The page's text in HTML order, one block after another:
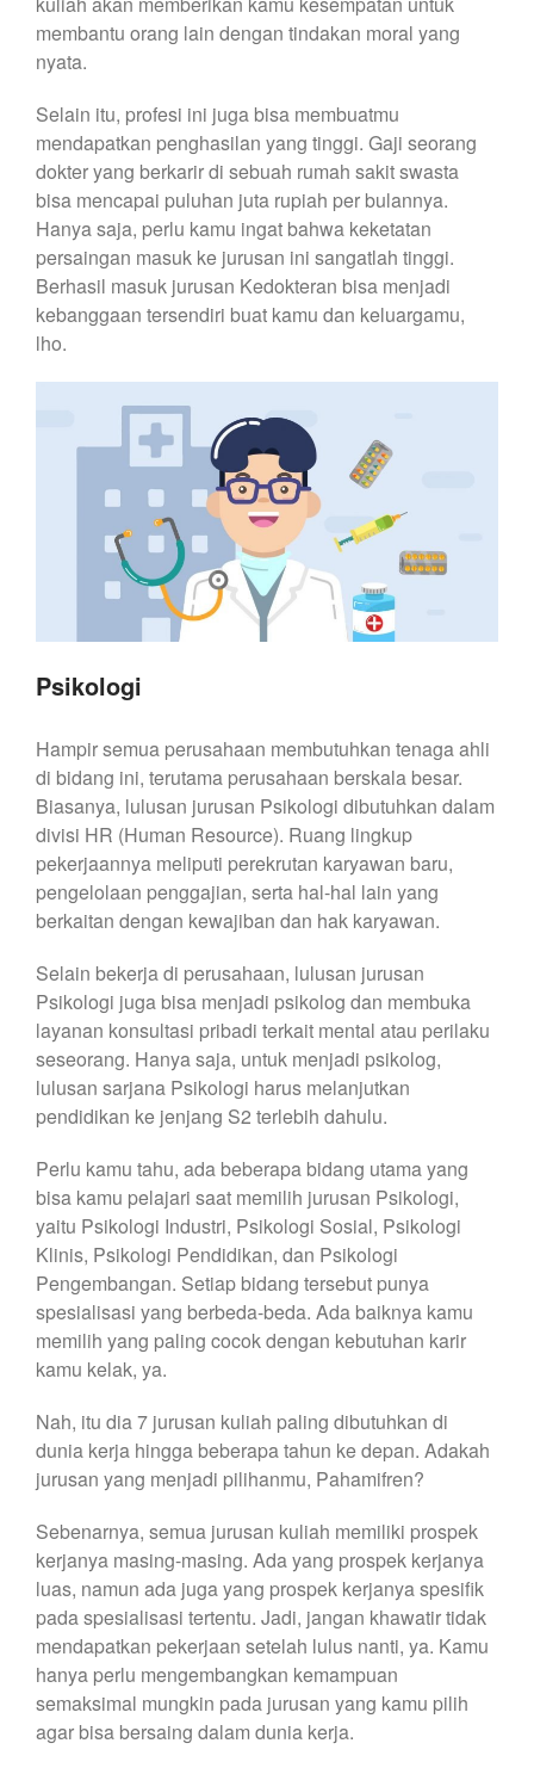
membantu orang lain dengan tindakan moral yang
nyata.
Selain itu, profesi ini juga bisa membuatmu
mendapatkan penghasilan yang tinggi. Gaji seorang
dokter yang berkarir di sebuah rumah sakit swasta
bisa mencapai puluhan juta rupiah per bulannya.
Hanya saja, perlu kamu ingat bahwa keketatan
persaingan masuk ke jurusan ini sangatlah tinggi.
Berhasil masuk jurusan Kedokteran bisa menjadi
kebanggaan tersendiri buat kamu dan keluargamu,
lho.
Psikologi
Hampir semua perusahaan membutuhkan tenaga ahli
di bidang ini, terutama perusahaan berskala besar.
Biasanya, lulusan jurusan Psikologi dibutuhkan dalam
divisi HR (Human Resource). Ruang lingkup
pekerjaannya meliputi perekrutan karyawan baru,
pengelolaan penggajian, serta hal-hal lain yang
berkaitan dengan kewajiban dan hak karyawan.
Selain bekerja di perusahaan, lulusan jurusan
Psikologi juga bisa menjadi psikolog dan membuka
layanan konsultasi pribadi terkait mental atau perilaku
seseorang. Hanya saja, untuk menjadi psikolog,
lulusan sarjana Psikologi harus melanjutkan
pendidikan ke jenjang S2 terlebih dahulu.
Perlu kamu tahu, ada beberapa bidang utama yang
bisa kamu pelajari saat memilih jurusan Psikologi,
yaitu Psikologi Industri, Psikologi Sosial, Psikologi
Klinis, Psikologi Pendidikan, dan Psikologi
Pengembangan. Setiap bidang tersebut punya
spesialisasi yang berbeda-beda. Ada baiknya kamu
memilih yang paling cocok dengan kebutuhan karir
kamu kelak, ya.
Nah, itu dia 7 jurusan kuliah paling dibutuhkan di
dunia kerja hingga beberapa tahun ke depan. Adakah
jurusan yang menjadi pilihanmu, Pahamifren?
Sebenarnya, semua jurusan kuliah memiliki prospek
kerjanya masing-masing. Ada yang prospek kerjanya
luas, namun ada juga yang prospek kerjanya spesifik
pada spesialisasi tertentu. Jadi, jangan khawatir tidak
mendapatkan pekerjaan setelah lulus nanti, ya. Kamu
hanya perlu mengembangkan kemampuan
semaksimal mungkin pada jurusan yang kamu pilih
agar bisa bersaing dalam dunia kerja.